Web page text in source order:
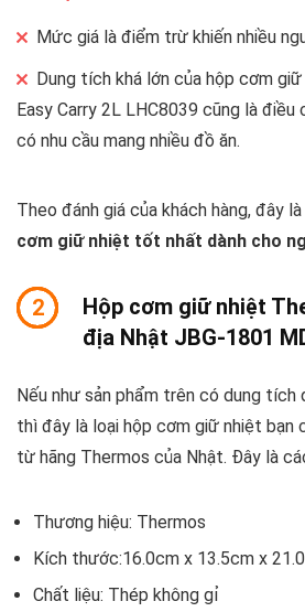
Mức giá là điểm trừ khiến nhiều
Dung tích khá lớn của hộp cơm
Easy Carry 2L LHC8039 cũng là điều
có nhu cầu mang nhiều đồ ăn.
Theo đánh giá của khách hàng, đây
cơm giữ nhiệt tốt nhất dành cho
2
Hộp cơm giữ nhiệt
địa Nhật JBG-1801
Nếu như sản phẩm trên có dung tích
thì đây là loại hộp cơm giữ nhiệt bạn
từ hãng Thermos của Nhật. Đây là
Thương hiệu: Thermos
Kích thước:16.0cm x 13.5cm x
Chất liệu: Thép không gỉ